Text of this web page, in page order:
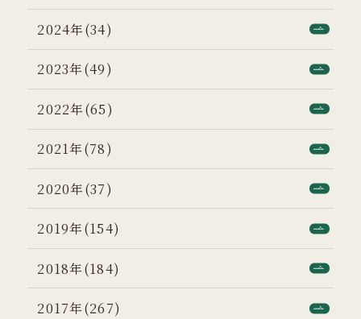
2024年(34)
2023年(49)
2022年(65)
2021年(78)
2020年(37)
2019年(154)
2018年(184)
2017年(267)